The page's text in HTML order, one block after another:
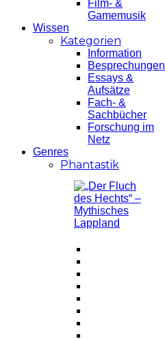
Film- &
Gamemusik
Wissen
Kategorien
Information
Besprechungen
Essays &
Aufsätze
Fach- &
Sachbücher
Forschung im
Netz
Genres
Phantastik